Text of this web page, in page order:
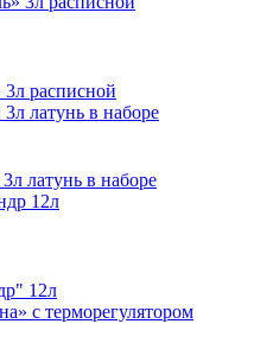
расписной
латунь в наборе
12л